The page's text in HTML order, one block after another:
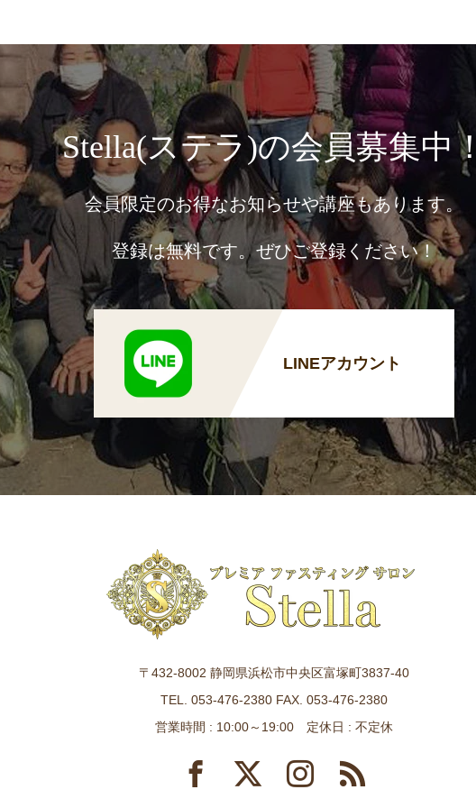
Stella(ステラ)の会員募集中
会員限定のお得なお知らせや講座もあります。
登録は無料です。ぜひご登録ください！
LINEアカウント
〒432-8002 静岡県浜松市中央区富塚町3837-40
TEL. 053-476-2380 FAX. 053-476-2380
営業時間 : 10:00～19:00 定休日 : 不定休